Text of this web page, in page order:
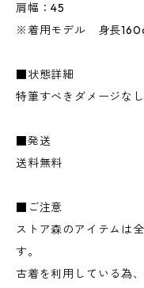
肩幅：45
※着用モデル 身長
■状態詳細
特筆すべきダメージなし
■発送
送料無料
■ご注意
ストア森のアイテムは
す。
古着を利用している為